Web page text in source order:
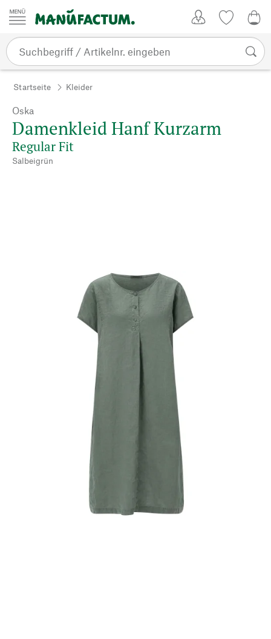
Zum Inhalt springen
Startseite Kleider
Oska
Damenkleid Hanf Kurzarm
Regular Fit
Salbeigrün